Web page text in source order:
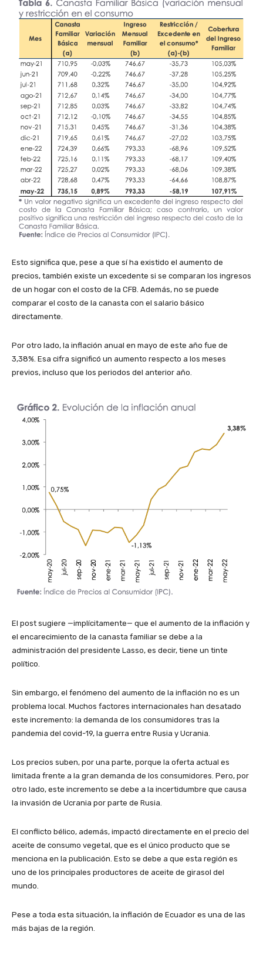
Esto significa que, pese a que sí ha existido el aumento de
precios, también existe un excedente si se comparan los ingresos
de un hogar con el costo de la CFB. Además, no se puede
comparar el costo de la canasta con el salario básico
directamente.
Por otro lado, la inflación anual en mayo de este año fue de
3,38%. Esa cifra significó un aumento respecto a los meses
previos, incluso que los periodos del anterior año.
El post sugiere —implícitamente— que el aumento de la inflación y
el encarecimiento de la canasta familiar se debe a la
administración del presidente Lasso, es decir, tiene un tinte
político.
Sin embargo, el fenómeno del aumento de la inflación no es un
problema local. Muchos factores internacionales han desatado
este incremento: la demanda de los consumidores tras la
pandemia del covid-19, la guerra entre Rusia y Ucrania.
Los precios suben, por una parte, porque la oferta actual es
limitada frente a la gran demanda de los consumidores. Pero, por
otro lado, este incremento se debe a la incertidumbre que causa
la invasión de Ucrania por parte de Rusia.
El conflicto bélico, además, impactó directamente en el precio del
aceite de consumo vegetal, que es el único producto que se
menciona en la publicación. Esto se debe a que esta región es
uno de los principales productores de aceite de girasol del
mundo.
Pese a toda esta situación, la inflación de Ecuador es una de las
más bajas de la región.